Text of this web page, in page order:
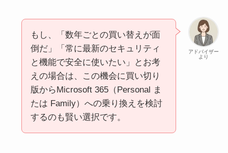
アドバイザー
より
もし、「数年ごとの買い替えが面
倒だ」「常に最新のセキュリティ
と機能で安全に使いたい」とお考
えの場合は、この機会に買い切り
版からMicrosoft 365（Personal ま
たは Family）への乗り換えを検討
するのも賢い選択です。